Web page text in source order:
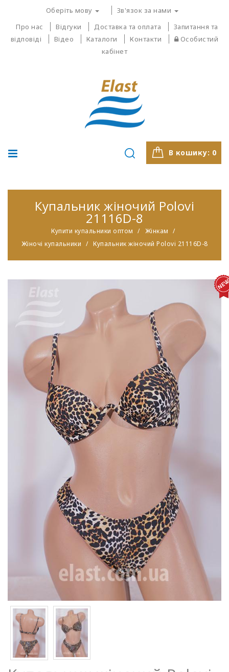
Оберіть мову
Зв'язок за нами
Про нас
Відгуки Доставка та оплата
Запитання та
відповіді
Відео Каталоги Контакти
Особистий
кабінет
В кошику: 0
Купальник жіночий Polovi
21116D-8
Купити купальники оптом
Жінкам
Жіночі купальники
Купальник жіночий Polovi 21116D-8